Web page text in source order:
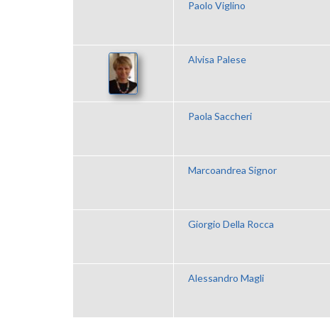
Paolo Viglino
Alvisa Palese
Paola Saccheri
Marcoandrea Signor
Giorgio Della Rocca
Alessandro Magli